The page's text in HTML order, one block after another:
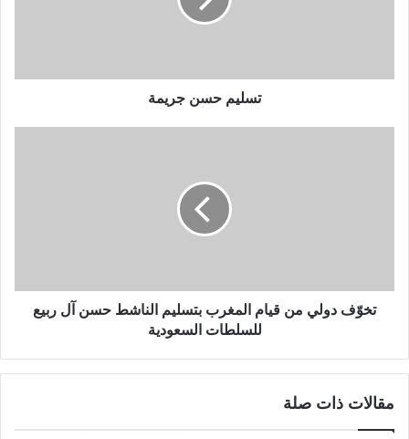
تسليم حسن جريمة
تخوّف دولي من قيام المغرب بتسليم الناشط حسن آل ربيع
للسلطات السعودية
مقالات ذات صلة